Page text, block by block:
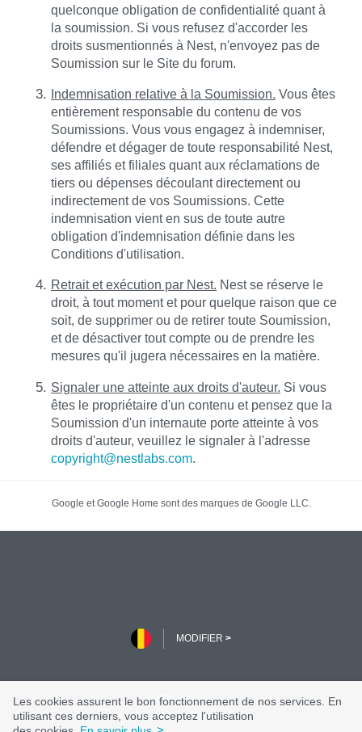
quelconque obligation de confidentialité quant à
la soumission. Si vous refusez d'accorder les
droits susmentionnés à Nest, n'envoyez pas de
Soumission sur le Site du forum.
Indemnisation relative à la Soumission. Vous êtes
entièrement responsable du contenu de vos
Soumissions. Vous vous engagez à indemniser,
défendre et dégager de toute responsabilité Nest,
ses affiliés et filiales quant aux réclamations de
tiers ou dépenses découlant directement ou
indirectement de vos Soumissions. Cette
indemnisation vient en sus de toute autre
obligation d'indemnisation définie dans les
Conditions d'utilisation.
Retrait et exécution par Nest. Nest se réserve le
droit, à tout moment et pour quelque raison que ce
soit, de supprimer ou de retirer toute Soumission,
et de désactiver tout compte ou de prendre les
mesures qu'il jugera nécessaires en la matière.
Signaler une atteinte aux droits d'auteur. Si vous
êtes le propriétaire d'un contenu et pensez que la
Soumission d'un internaute porte atteinte à vos
droits d'auteur, veuillez le signaler à l'adresse
copyright@nestlabs.com.
Les cookies assurent le bon fonctionnement de nos services. En
utilisant ces derniers, vous acceptez l'utilisation